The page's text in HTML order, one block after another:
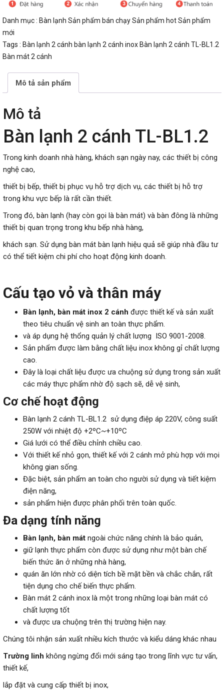
Danh mục : Bàn lạnh Sản phẩm bán chạySản phẩm hotSản phẩm
mới
Tags : Bàn lạnh 2 cánh bàn lạnh 2 cánh inox Bàn lạnh 2 cánh TL-BL1.2
Bàn mát 2 cánh
Mô tả sản phẩm
Mô tả
Bàn lạnh 2 cánh TL-BL1.2
Trong kinh doanh nhà hàng, khách sạn ngày nay, các thiết bị công
nghệ cao,
thiết bị bếp, thiết bị phục vụ hỗ trợ dịch vụ, các thiết bị hỗ trợ
trong khu vực bếp là rất cần thiết.
Trong đó, bàn lạnh (hay còn gọi là bàn mát) và bàn đông là những
thiết bị quan trọng trong khu bếp nhà hàng,
khách sạn. Sử dụng bàn mát bàn lạnh hiệu quả sẽ giúp nhà đầu tư
có thể tiết kiệm chi phí cho hoạt động kinh doanh.
Cấu tạo vỏ và thân máy
Bàn lạnh, bàn mát inox 2 cánh được thiết kế và sản xuất
theo tiêu chuẩn vệ sinh an toàn thực phẩm.
và áp dụng hệ thổng quản lý chất lượng ISO 9001-2008.
Sản phẩm được làm bằng chất liệu inox không gỉ chất lượng
cao.
Đây là loại chất liệu được ưa chuộng sử dụng trong sản xuất
các máy thực phẩm nhờ độ sạch sẽ, dễ vệ sinh,
Cơ chế hoạt động
Bàn lạnh 2 cánh TL-BL1.2 sử dụng điệp áp 220V, công suất
250W với nhiệt độ +2ºC~+10ºC
Giá lưới có thể điều chỉnh chiều cao.
Với thiết kế nhỏ gọn, thiết kế với 2 cánh mở phù hợp với mọi
không gian sống.
Đặc biệt, sản phẩm an toàn cho người sử dụng và tiết kiệm
điện năng,
sản phẩm hiện được phân phối trên toàn quốc.
Đa dạng tính năng
Bàn lạnh, bàn mát ngoài chức năng chính là bảo quản,
giữ lạnh thực phẩm còn được sử dụng như một bàn chế
biến thức ăn ở những nhà hàng,
quán ăn lớn nhờ có diện tích bề mặt bền và chắc chắn, rất
tiện dụng cho chế biến thực phẩm.
Bàn mát 2 cánh inox là một trong những loại bàn mát có
chất lượng tốt
và được ưa chuộng trên thị trường hiện nay.
Chúng tôi nhận sản xuất nhiều kích thước và kiểu dáng khác nhau
Trường linh không ngừng đổi mới sáng tạo trong lĩnh vực tư vấn,
thiết kế,
lắp đặt và cung cấp thiết bị inox,